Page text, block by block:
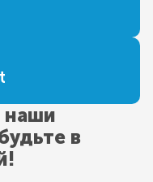
наши
в